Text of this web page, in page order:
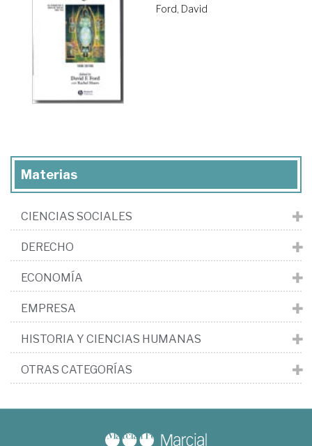
Ford, David
Materias
CIENCIAS SOCIALES
DERECHO
ECONOMÍA
EMPRESA
HISTORIA Y CIENCIAS HUMANAS
OTRAS CATEGORÍAS